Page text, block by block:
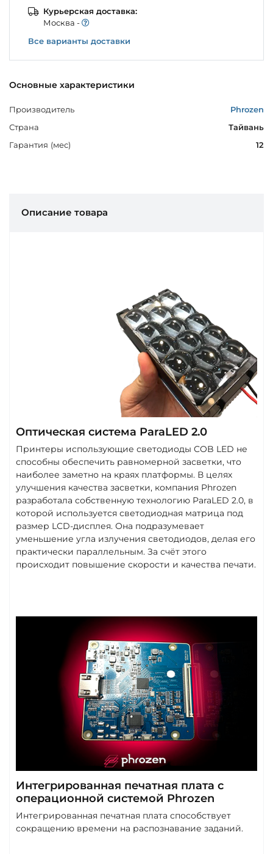
Основные характеристики
Производитель
Phrozen
Страна
Тайвань
Гарантия (мес)
12
Курьерская доставка:
Моcква -
Все варианты доставки
Описание товара
Оптическая система ParaLED 2.0
Принтеры использующие светодиоды COB LED не
способны обеспечить равномерной засветки, что
наиболее заметно на краях платформы. В целях
улучшения качества засветки, компания Phrozen
разработала собственную технологию ParaLED 2.0, в
которой используется светодиодная матрица под
размер LCD-дисплея. Она подразумевает
уменьшение угла излучения светодиодов, делая его
практически параллельным. За счёт этого
происходит повышение скорости и качества печати.
Интегрированная печатная плата с
операционной системой Phrozen
Интегрированная печатная плата способствует
сокращению времени на распознавание заданий.